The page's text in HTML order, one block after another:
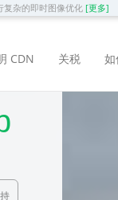
杂的即时图像优化[更多]
CDN 关税